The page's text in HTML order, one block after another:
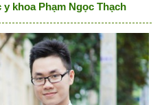
khoa Phạm Ngọc Thạch